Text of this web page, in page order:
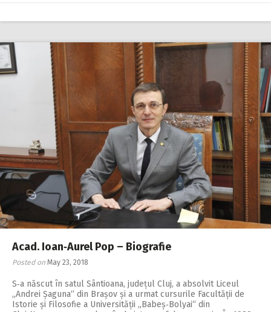
Acad. Ioan‑Aurel Pop – Biografie
Posted on May 23, 2018
S‑a născut în satul Sântioana, județul Cluj, a absolvit Liceul
„Andrei Șaguna“ din Brașov și a urmat cursurile Facultății de
Istorie și Filosofie a Universității „Babeș‑Bolyai“ din